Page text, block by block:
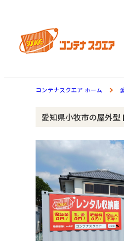
コンテナスクエア ホーム
愛知県小牧市の屋外型